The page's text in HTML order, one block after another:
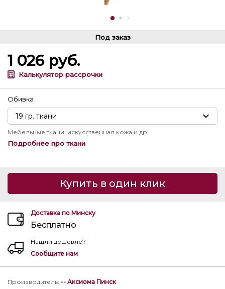
Под заказ
1 026 руб.
Калькулятор рассрочки
Обивка
Мебельные ткани, искусственная кожа и др.
Подробнее про ткани
Купить в один клик
Доставка по Минску
Бесплатно
Нашли дешевле?
Сообщите нам
Производитель: -- Аксиома Пинск